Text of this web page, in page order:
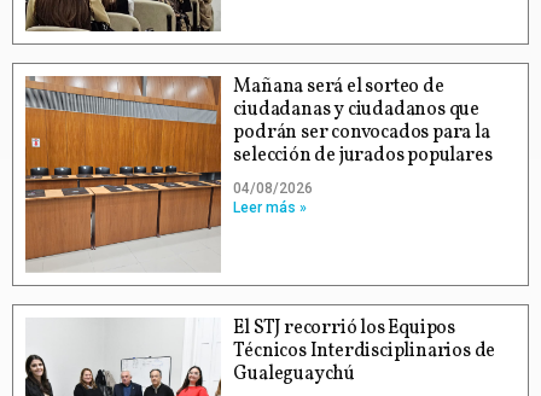
Mañana será el sorteo de
ciudadanas y ciudadanos que
podrán ser convocados para la
selección de jurados populares
04/08/2026
Leer más »
El STJ recorrió los Equipos
Técnicos Interdisciplinarios de
Gualeguaychú